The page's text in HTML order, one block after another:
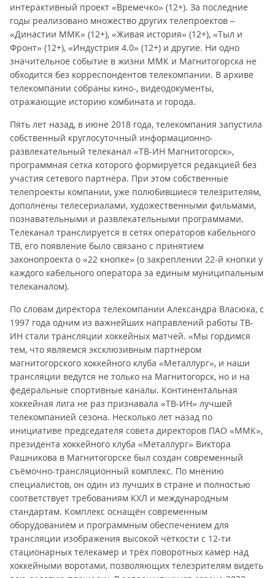
интерактивный проект «Времечко» (12+). За последние
годы реализовано множество других телепроектов –
«Династии ММК» (12+), «Живая история» (12+), «Тыл и
Фронт» (12+), «Индустрия 4.0» (12+) и другие. Ни одно
значительное событие в жизни ММК и Магнитогорска не
обходится без корреспондентов телекомпании. В архиве
телекомпании собраны кино-, видеодокументы,
отражающие историю комбината и города.
Пять лет назад, в июне 2018 года, телекомпания запустила
собственный круглосуточный информационно-
развлекательный телеканал «ТВ-ИН Магнитогорск»,
программная сетка которого формируется редакцией без
участия сетевого партнёра. При этом собственные
телепроекты компании, уже полюбившиеся телезрителям,
дополнены телесериалами, художественными фильмами,
познавательными и развлекательными программами.
Телеканал транслируется в сетях операторов кабельного
ТВ, его появление было связано с принятием
законопроекта о «22 кнопке» (о закреплении 22-й кнопки у
каждого кабельного оператора за единым муниципальным
телеканалом).
По словам директора телекомпании Александра Власюка, с
1997 года одним из важнейших направлений работы ТВ-
ИН стали трансляции хоккейных матчей. «Мы гордимся
тем, что являемся эксклюзивным партнёром
магнитогорского хоккейного клуба «Металлург», и наши
трансляции ведутся не только на Магнитогорск, но и на
федеральные спортивные каналы. Континентальная
хоккейная лига не раз признавала «ТВ-ИН» лучшей
телекомпанией сезона. Несколько лет назад по
инициативе председателя совета директоров ПАО «ММК»,
президента хоккейного клуба «Металлург» Виктора
Рашникова в Магнитогорске был создан современный
съёмочно-трансляционный комплекс. По мнению
специалистов, он один из лучших в стране и полностью
соответствует требованиям КХЛ и международным
стандартам. Комплекс оснащён современным
оборудованием и программным обеспечением для
трансляции изображения высокой чёткости с 12-ти
стационарных телекамер и трёх поворотных камер над
хоккейными воротами, позволяющих телезрителям видеть